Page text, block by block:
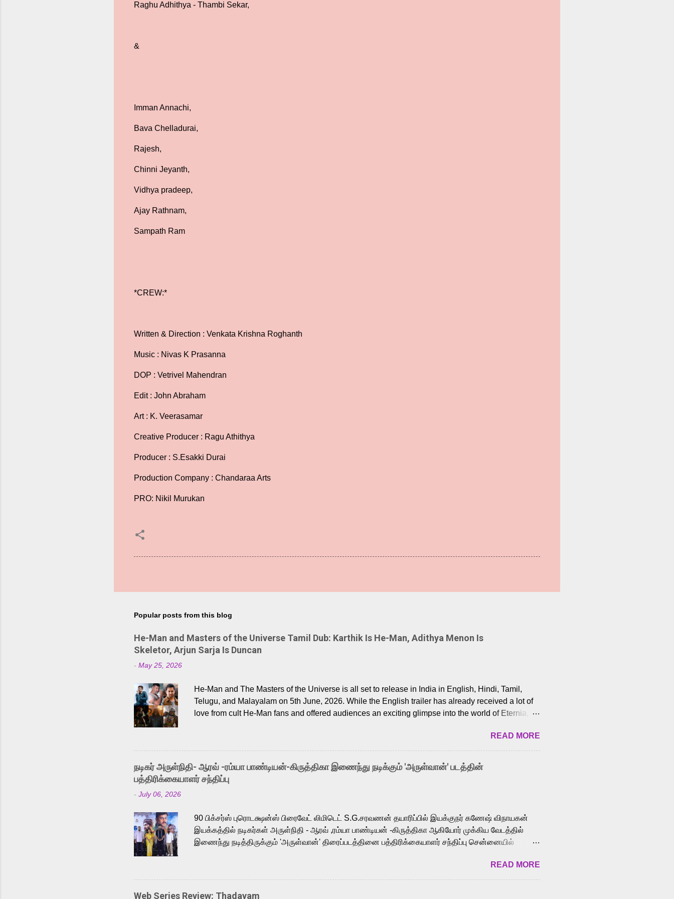
Raghu Adhithya - Thambi Sekar,
&
Imman Annachi,
Bava Chelladurai,
Rajesh,
Chinni Jeyanth,
Vidhya pradeep,
Ajay Rathnam,
Sampath Ram
*CREW:*
Written & Direction : Venkata Krishna Roghanth
Music : Nivas K Prasanna
DOP : Vetrivel Mahendran
Edit : John Abraham
Art : K. Veerasamar
Creative Producer : Ragu Athithya
Producer : S.Esakki Durai
Production Company : Chandaraa Arts
PRO: Nikil Murukan
Popular posts from this blog
He-Man and Masters of the Universe Tamil Dub: Karthik Is He-Man, Adithya Menon Is
Skeletor, Arjun Sarja Is Duncan
- May 25, 2026
He-Man and The Masters of the Universe is all set to release in India in English, Hindi, Tamil,
Telugu, and Malayalam on 5th June, 2026. While the English trailer has already received a lot of
love from cult He-Man fans and offered audiences an exciting glimpse into the world of Eternia,
Adding to the growing buzz is the film’s powerful Tamil voice cast led by celebrated playback
singer Karthik, who lends his voice to the iconic superhero He-Man. Known for memorable songs
like “Behene De” from Raavan, “Oru Maalai” from Ghajini, and “Mun Andhi” from 7 Aum Arivu,
Karthik is loved for his versatile voice and strong command over multiple languages, making him
a strong fit for the legendary character. Adithya Menon, known for portraying memorable
READ MORE
நடிகர் அருள்நிதி- ஆரவ் -ரம்யா பாண்டியன்-கிருத்திகா இணைந்து நடிக்கும் 'அருள்வான்' படத்தின்
பத்திரிக்கையாளர் சந்திப்பு
- July 06, 2026
90 பிக்சர்ஸ் புரொடக்ஷன்ஸ் பிரைவேட் லிமிடெட் S.G.சரவணன் தயாரிப்பில் இயக்குநர் கணேஷ் விநாயகன்
இயக்கத்தில் நடிகர்கள் அருள்நிதி - ஆரவ் ,ரம்யா பாண்டியன் -கிருத்திகா ஆகியோர் முக்கிய வேடத்தில்
இணைந்து நடித்திருக்கும் 'அருள்வான்' திரைப்படத்தினை பத்திரிக்கையாளர் சந்திப்பு சென்னையில்
அருள்நிதி, ஆரவ், காளி வெங்கட், ரம்யா பாண்டியன், வி டி வி கணேஷ் , ஜான் விஜய், பேபி கிருத்திகா,
'பருத்திவீரன்' சரவணன், ஹரிஷ் உத்தமன் உள்ளிட்ட பலர் நடித்திருக்கிறார்கள். எம். சுகுமார் ஒளிப்பதிவு
செய்திருக்கும் இந்த திரைப்படத்திற்கு ஜீ. வி. பிரகாஷ் குமார் இசையமைத்திருக்கிறார். லால்குடி
READ MORE
Web Series Review: Thadayam